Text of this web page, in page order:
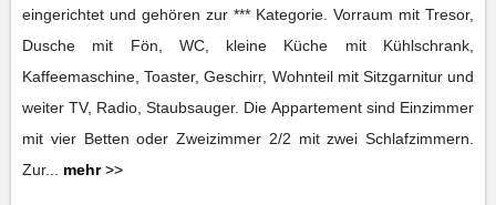
eingerichtet und gehören zur *** Kategorie. Vorraum mit Tresor,
Dusche mit Fön, WC, kleine Küche mit Kühlschrank,
Kaffeemaschine, Toaster, Geschirr, Wohnteil mit Sitzgarnitur und
weiter TV, Radio, Staubsauger. Die Appartement sind Einzimmer
mit vier Betten oder Zweizimmer 2/2 mit zwei Schlafzimmern.
Zur... mehr>>